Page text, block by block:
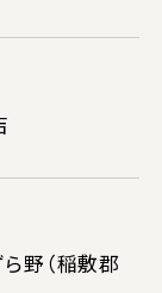
野（稲敷郡